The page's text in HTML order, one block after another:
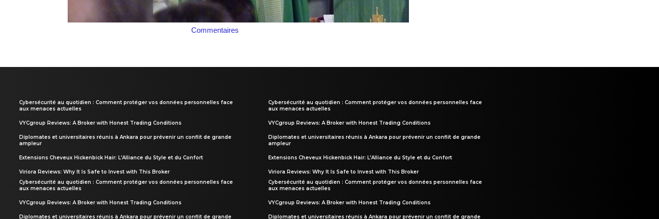
Commentaires
Cybersécurité au quotidien : Comment protéger vos données personnelles face
aux menaces actuelles
VYCgroup Reviews: A Broker with Honest Trading Conditions
Diplomates et universitaires réunis à Ankara pour prévenir un conflit de grande
ampleur
Extensions Cheveux Hickenbick Hair: L’Alliance du Style et du Confort
Viriora Reviews: Why It Is Safe to Invest with This Broker
Cybersécurité au quotidien : Comment protéger vos données personnelles face
aux menaces actuelles
VYCgroup Reviews: A Broker with Honest Trading Conditions
Diplomates et universitaires réunis à Ankara pour prévenir un conflit de grande
Cybersécurité au quotidien : Comment protéger vos données personnelles face
aux menaces actuelles
VYCgroup Reviews: A Broker with Honest Trading Conditions
Diplomates et universitaires réunis à Ankara pour prévenir un conflit de grande
ampleur
Extensions Cheveux Hickenbick Hair: L’Alliance du Style et du Confort
Viriora Reviews: Why It Is Safe to Invest with This Broker
Cybersécurité au quotidien : Comment protéger vos données personnelles face
aux menaces actuelles
VYCgroup Reviews: A Broker with Honest Trading Conditions
Diplomates et universitaires réunis à Ankara pour prévenir un conflit de grande